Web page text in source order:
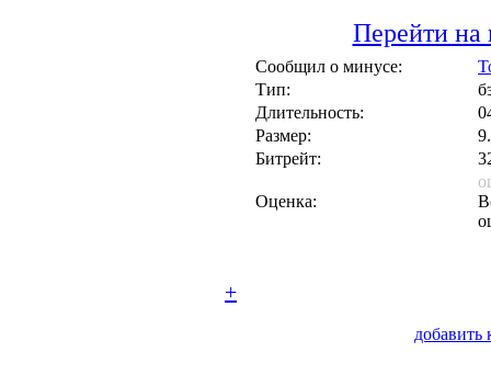
Перейти на
Сообщил о минусе:
Тип:
Длительность:
Размер:
Битрейт:
Оценка:
+
добавить